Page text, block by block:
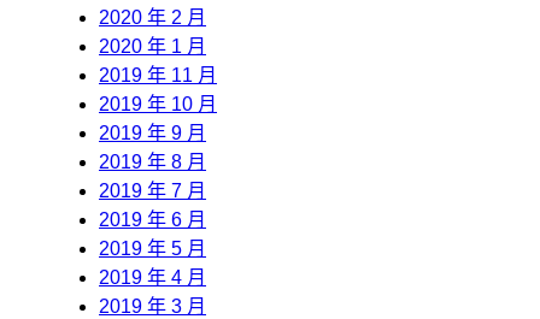
2020 年 2 月
2020 年 1 月
2019 年 11 月
2019 年 10 月
2019 年 9 月
2019 年 8 月
2019 年 7 月
2019 年 6 月
2019 年 5 月
2019 年 4 月
2019 年 3 月